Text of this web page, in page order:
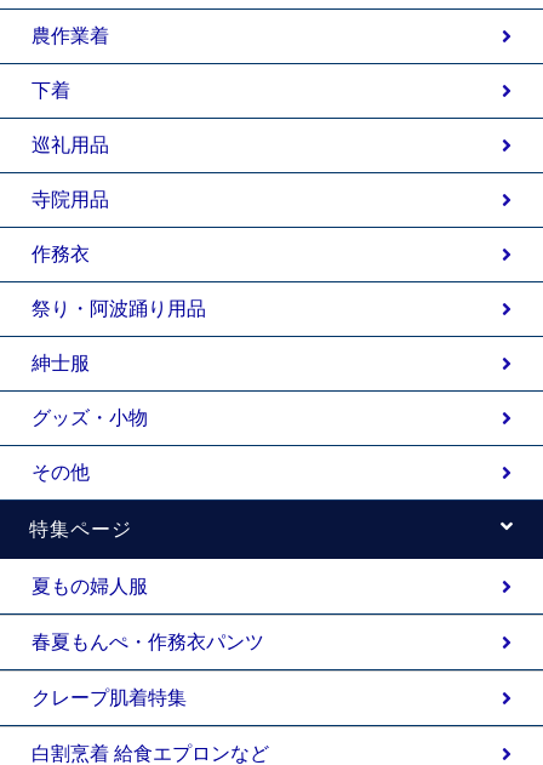
農作業着
下着
巡礼用品
寺院用品
作務衣
祭り・阿波踊り用品
紳士服
グッズ・小物
その他
特集ページ
夏もの婦人服
春夏もんぺ・作務衣パンツ
クレープ肌着特集
白割烹着 給食エプロンなど